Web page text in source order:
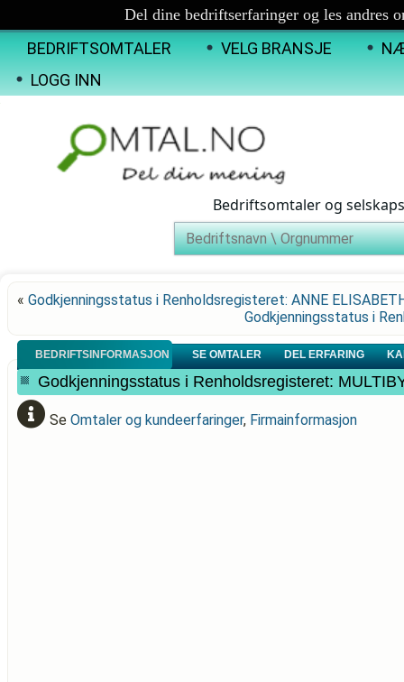
Del dine bedriftserfaringer og les andres
BEDRIFTSOMTALER VELG BRANSJE
LOGG INN
Bedriftsomtaler og
« Godkjenningsstatus i Renholdsregisteret: ANNE
Godkjenningsstatus i
BEDRIFTSINFORMASJON SE OMTALER DEL ERFARING
Godkjenningsstatus i Renholdsregisteret:
Se Omtaler og kundeerfaringer, Firmainformasjon